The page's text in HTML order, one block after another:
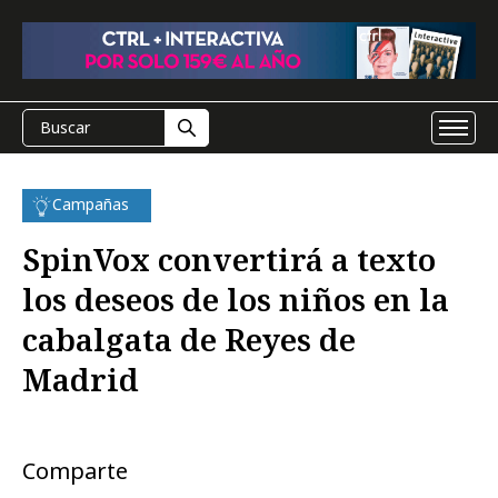
Campañas
SpinVox convertirá a texto
los deseos de los niños en la
cabalgata de Reyes de
Madrid
Comparte